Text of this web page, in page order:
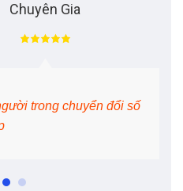
Gia
chuyển đổi số